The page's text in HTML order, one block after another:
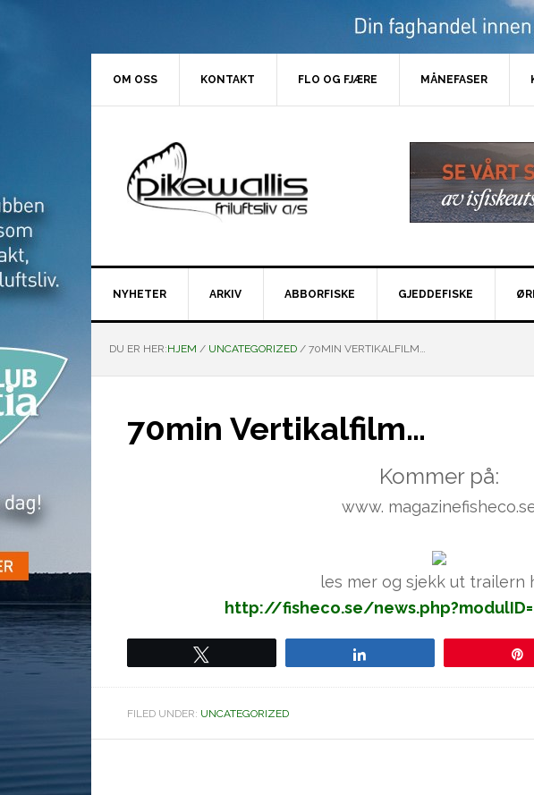
OM OSS KONTAKT FLO OG FJÆRE MÅNEFASER
NYHETER ARKIV ABBORFISKE GJEDDEFISKE
DU ER HER:HJEM / UNCATEGORIZED / 70MIN VERTIKALFILM…
70min Vertikalfilm…
Kommer på:
www.
les mer og sjekk ut trailern
http://fisheco.se/
FILED UNDER: UNCATEGORIZED